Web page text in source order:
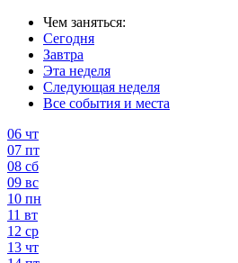
Чем заняться:
Сегодня
Завтра
Эта неделя
Следующая неделя
Все события и места
06 чт
07 пт
08 сб
09 вс
10 пн
11 вт
12 ср
13 чт